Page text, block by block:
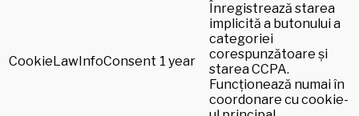
CookieLawInfoConsent 1 year
Înregistrează starea
implicită a butonului a
categoriei
corespunzătoare și
starea CCPA.
Funcționează numai în
coordonare cu cookie-